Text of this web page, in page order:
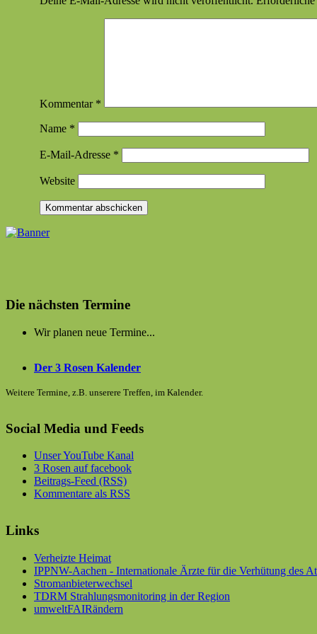
Kommentar *
Name *
E-Mail-Adresse *
Website
Die nächsten Termine
Wir planen neue Termine...
Der 3 Rosen Kalender
Weitere Termine, z.B. unserere Treffen, im Kalender.
Social Media und Feeds
Unser YouTube Kanal
3 Rosen auf facebook
Beitrags-Feed (RSS)
Kommentare als RSS
Links
Verheizte Heimat
IPPNW-Aachen - Internationale Ärzte für die Verhütung des
Stromanbieterwechsel
TDRM Strahlungsmonitoring in der Region
umweltFAIRändern